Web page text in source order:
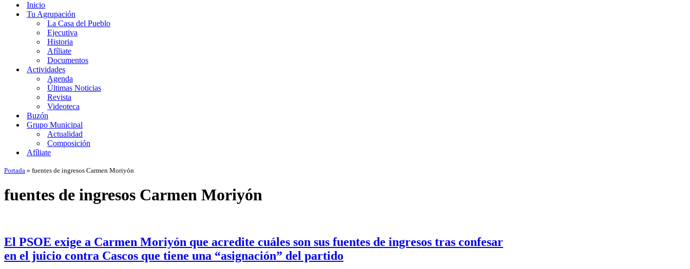
Inicio
Tu Agrupación
La Casa del Pueblo
Ejecutiva
Historia
Afíliate
Documentos
Actividades
Agenda
Últimas Noticias
Revista
Videoteca
Buzón
Grupo Municipal
Actualidad
Composición
Afíliate
Portada » fuentes de ingresos Carmen Moriyón
fuentes de ingresos Carmen Moriyón
El PSOE exige a Carmen Moriyón que acredite cuáles son sus fuentes de ingresos tras confesar
en el juicio contra Cascos que tiene una “asignación” del partido